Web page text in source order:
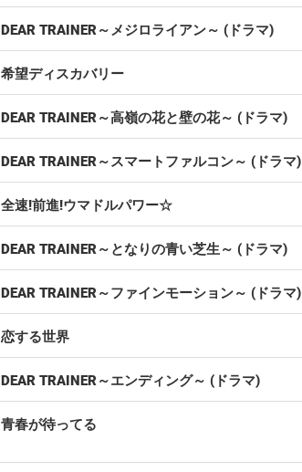
DEAR TRAINER～メジロライアン～ (ドラマ)
希望ディスカバリー
DEAR TRAINER～高嶺の花と壁の花～ (ドラマ)
DEAR TRAINER～スマートファルコン～ (ドラマ)
全速!前進!ウマドルパワー☆
DEAR TRAINER～となりの青い芝生～ (ドラマ)
DEAR TRAINER～ファインモーション～ (ドラマ)
恋する世界
DEAR TRAINER～エンディング～ (ドラマ)
青春が待ってる